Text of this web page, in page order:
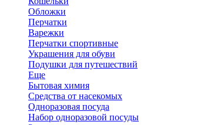
Обложки
Перчатки
Варежки
Перчатки спортивные
Украшения для обуви
Подушки для путешествий
Еще
Бытовая химия
Средства от насекомых
Одноразовая посуда
Набор одноразовой посуды